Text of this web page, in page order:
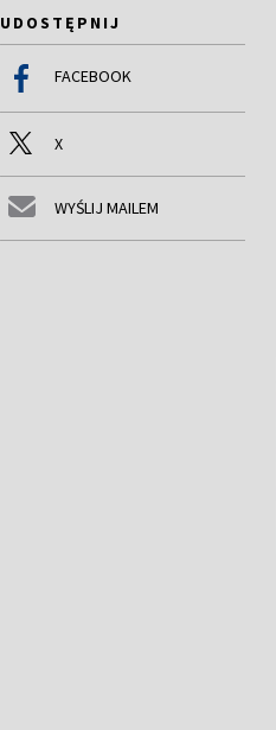
UDOSTĘPNIJ
FACEBOOK
X
WYŚLIJ MAILEM